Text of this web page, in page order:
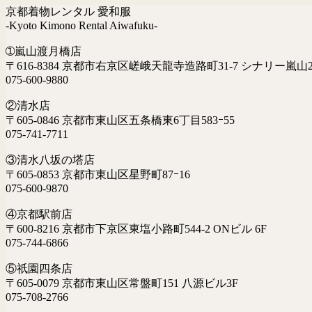
京都着物レンタル 愛和服
-Kyoto Kimono Rental Aiwafuku-
➀嵐山渡月橋店
〒616-8384 京都市右京区嵯峨天龍寺造路町31-7 シナリー嵐山
075-600-9880
②清水店
〒605-0846 京都市東山区五条橋東6丁目583ｰ55
075-741-7711
③清水八坂の塔店
〒605-0853 京都市東山区星野町87ｰ16
075-600-9870
④京都駅前店
〒600-8216 京都市下京区東塩小路町544-2 ONビル 6F
075-744-6866
⑤祇園四条店
〒605-0079 京都市東山区常盤町151 八源ビル3F
075-708-2766